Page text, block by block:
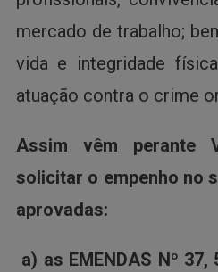
mercado de trabalho;
vida e integridade
atuação contra o crime
Assim vêm perante
solicitar o empenho no
aprovadas:
a) as EMENDAS Nº